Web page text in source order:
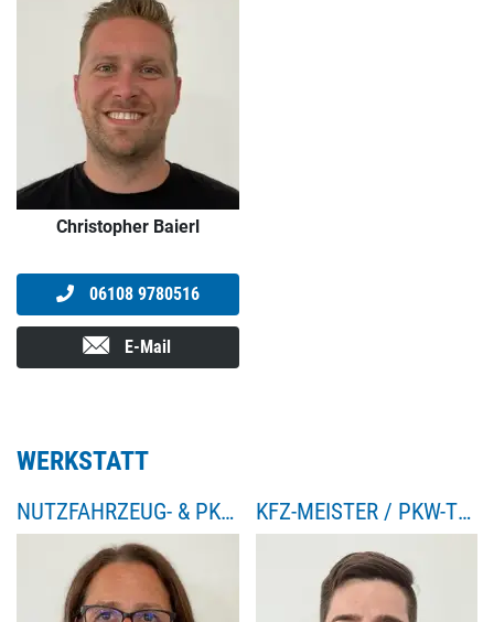
Christopher Baierl
06108 9780516
E-Mail
WERKSTATT
NUTZFAHRZEUG- & PKW-SERVICE / TEILE KFZ-MEISTER / PKW-TECHNIK